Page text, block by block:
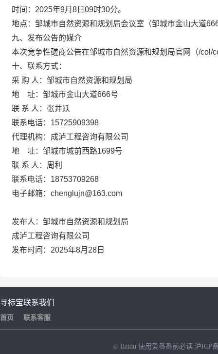
时间： 2025年9月 8 日 09时30分。
地点：邹城市自然资源和规划局会议室 （邹城市金山大道
九、发布公告的媒介
本次竞争性磋商公告在邹城市自然资源和规划局官网（/col/
十、联系方式：
采 购 人： 邹城市自然资源和规划局
地
址：邹城市金山大道666号
联 系 人： 张井跃
联系电话： 15725909398
代理机构： 成泸工程咨询有限公司
地
址： 邹城市城前西路1699号
联 系 人： 周利
联系电话： 18753709268
电子邮箱： chenglujn@163.com
发布人： 邹城市自然资源和规划局
成泸工程咨询有限公司
发布时间： 2025年8月 28 日
寻标宝
首页
联系我们
联系客服
© Baidu 使用爱番番前必读 沪ICP